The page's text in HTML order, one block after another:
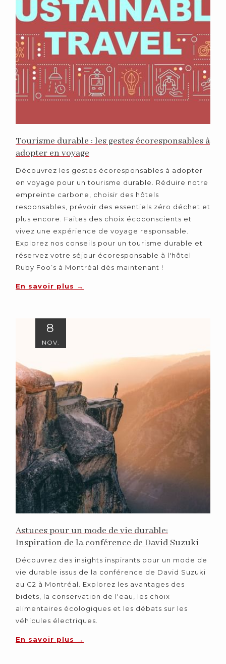
Tourisme durable : les gestes écoresponsables à
adopter en voyage
Découvrez les gestes écoresponsables à adopter
en voyage pour un tourisme durable. Réduire notre
empreinte carbone, choisir des hôtels
responsables, prévoir des essentiels zéro déchet et
plus encore. Faites des choix écoconscients et
vivez une expérience de voyage responsable.
Explorez nos conseils pour un tourisme durable et
réservez votre séjour écoresponsable à l'hôtel
Ruby Foo’s à Montréal dès maintenant !
En savoir plus
8
NOV.
Astuces pour un mode de vie durable:
Inspiration de la conférence de David Suzuki
Découvrez des insights inspirants pour un mode de
vie durable issus de la conférence de David Suzuki
au C2 à Montréal. Explorez les avantages des
bidets, la conservation de l'eau, les choix
alimentaires écologiques et les débats sur les
véhicules électriques.
En savoir plus